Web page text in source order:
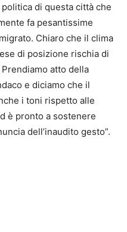
di questa città che
fa pesantissime
Chiaro che il clima
di posizione rischia di
atto della
e diciamo che il
i toni rispetto alle
è pronto a sostenere
dell’inaudito gesto”.